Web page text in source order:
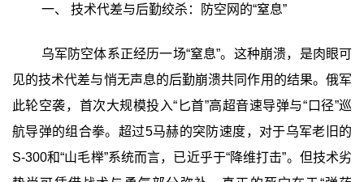
一、 技术代差与后勤绞杀：防空网的“窒息”‍
乌军防空体系正经历一场“窒息”。这种崩溃，是肉眼可
见的技术代差与悄无声息的后勤崩溃共同作用的结果。俄军
此轮空袭，首次大规模投入“匕首”高超音速导弹与“口径”巡
航导弹的组合拳。超过5马赫的突防速度，对于乌军老旧的
S-300和“山毛榉”系统而言，已近乎于“降维打击”。但技术劣